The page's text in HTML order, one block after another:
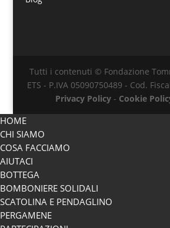
Tutti i contenuti © Fondazione
ETS - P.IVA 05090750489 - Cod.
Privacy Policy- Cookie
HOME
CHI SIAMO
COSA FACCIAMO
AIUTACI
BOTTEGA
BOMBONIERE SOLIDALI
SCATOLINA E PENDAGLINO
PERGAMENE